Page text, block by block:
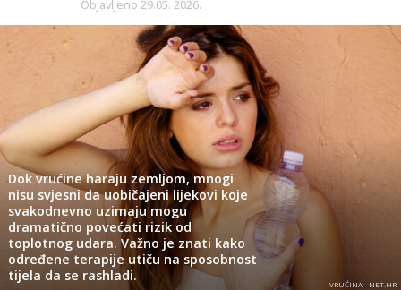
Objavljeno 29.05. 2026.
Dok vrućine haraju zemljom, mnogi
nisu svjesni da uobičajeni lijekovi koje
svakodnevno uzimaju mogu
dramatično povećati rizik od
toplotnog udara. Važno je znati kako
određene terapije utiču na sposobnost
tijela da se rashladi.
VRUĆINA - NET.HR